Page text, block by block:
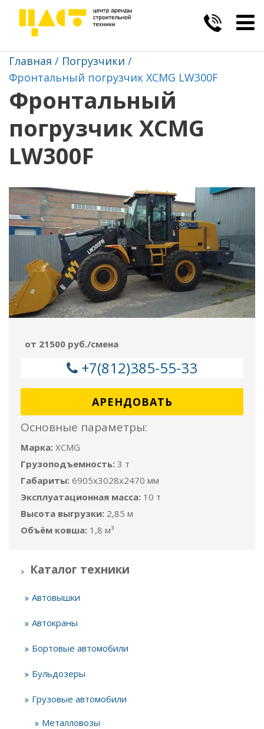
Главная
Погрузчики
Фронтальный погрузчик XCMG LW300F
Фронтальный
погрузчик XCMG
LW300F
от 21500 руб./смена
+7(812)385-55-33
АРЕНДОВАТЬ
Основные параметры:
Марка: XCMG
Грузоподъемность: 3 т
Габариты: 6905x3028x2470 мм
Эксплуатационная масса: 10 т
Высота выгрузки: 2,85 м
Объём ковша: 1,8 м³
Каталог техники
Автовышки
Автокраны
Бортовые автомобили
Бульдозеры
Грузовые автомобили
Металловозы